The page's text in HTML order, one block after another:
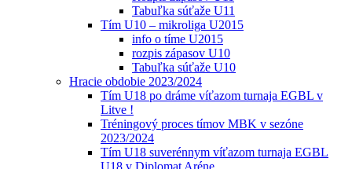
Tabuľka súťaže U11
Tím U10 – mikroliga U2015
info o tíme U2015
rozpis zápasov U10
Tabuľka súťaže U10
Hracie obdobie 2023/2024
Tím U18 po dráme víťazom turnaja EGBL v
Litve !
Tréningový proces tímov MBK v sezóne
2023/2024
Tím U18 suverénnym víťazom turnaja EGBL
U18 v Diplomat Aréne